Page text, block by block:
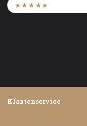
★★★★★
Klantenservice